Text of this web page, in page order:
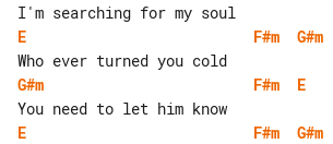
E
F#m
G#m
G#m
F#m
E
E
F#m
G#m